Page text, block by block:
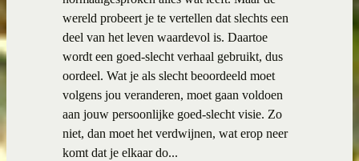
wereld probeert je te vertellen dat slechts een
deel van het leven waardevol is. Daartoe
wordt een goed-slecht verhaal gebruikt, dus
oordeel. Wat je als slecht beoordeeld moet
volgens jou veranderen, moet gaan voldoen
aan jouw persoonlijke goed-slecht visie. Zo
niet, dan moet het verdwijnen, wat erop neer
komt dat je elkaar do...